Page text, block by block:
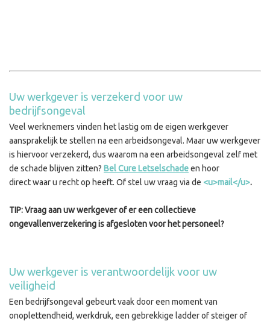
Uw werkgever is verzekerd voor uw
bedrijfsongeval
Veel werknemers vinden het lastig om de eigen werkgever
aansprakelijk te stellen na een arbeidsongeval. Maar uw werkgever
is hiervoor verzekerd, dus waarom na een arbeidsongeval zelf met
de schade blijven zitten? Bel Cure Letselschadeen hoor
direct waar u recht op heeft. Of stel uw vraag via de <u>mail</u>.
TIP: Vraag aan uw werkgever of er een collectieve
ongevallenverzekering is afgesloten voor het personeel?
Uw werkgever is verantwoordelijk voor uw
veiligheid
Een bedrijfsongeval gebeurt vaak door een moment van
onoplettendheid, werkdruk, een gebrekkige ladder of steiger of